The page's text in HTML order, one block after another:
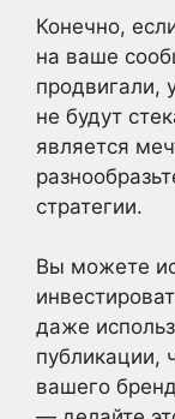
Конечно,
на ваше
продвигали,
не будут
является
стратегии.
Вы можете
даже
публикации,
вашего